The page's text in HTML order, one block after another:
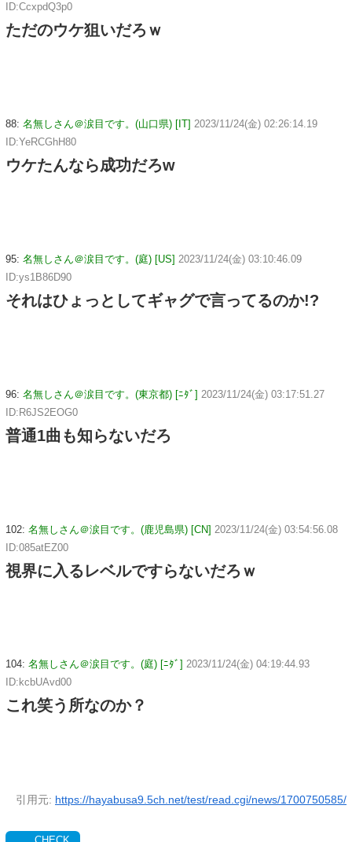
ID:CcxpdQ3p0
ただのウケ狙いだろｗ
88: 名無しさん＠涙目です。(山口県) [IT] 2023/11/24(金) 02:26:14.19
ID:YeRCGhH80
ウケたんなら成功だろw
95: 名無しさん＠涙目です。(庭) [US] 2023/11/24(金) 03:10:46.09
ID:ys1B86D90
それはひょっとしてギャグで言ってるのか!?
96: 名無しさん＠涙目です。(東京都) [ﾆﾀﾞ] 2023/11/24(金) 03:17:51.27
ID:R6JS2EOG0
普通1曲も知らないだろ
102: 名無しさん＠涙目です。(鹿児島県) [CN] 2023/11/24(金) 03:54:56.08
ID:085atEZ00
視界に入るレベルですらないだろｗ
104: 名無しさん＠涙目です。(庭) [ﾆﾀﾞ] 2023/11/24(金) 04:19:44.93
ID:kcbUAvd00
これ笑う所なのか？
引用元: https://hayabusa9.5ch.net/test/read.cgi/news/1700750585/